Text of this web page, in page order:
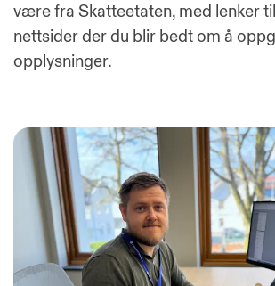
være fra Skatteetaten, med lenker
nettsider der du blir bedt om å
opplysninger.